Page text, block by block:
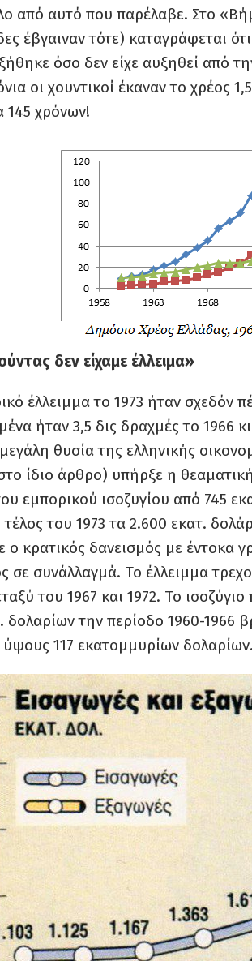
από αυτό που παρέλαβε. Στο
έβγαιναν τότε) καταγράφεται
όσο δεν είχε αυξηθεί από
οι χουντικοί έκαναν το χρέος
145 χρόνων!
δεν είχαμε έλλειμα»
έλλειμμα το 1973 ήταν σχεδόν
ήταν 3,5 δις δραχμέςτο 1966
θυσία της ελληνικής
ίδιο άρθρο) υπήρξε η
εμπορικού ισοζυγίου από 745
τέλος του 1973 τα 2.600 εκατ.
ο κρατικός δανεισμός µε έντοκα
σε συνάλλαγμά. Το έλλειμμα
του 1967 και 1972. Το
δολαρίων την περίοδο 1960-1966
ύψους 117 εκατομμυρίων δολαρίων.